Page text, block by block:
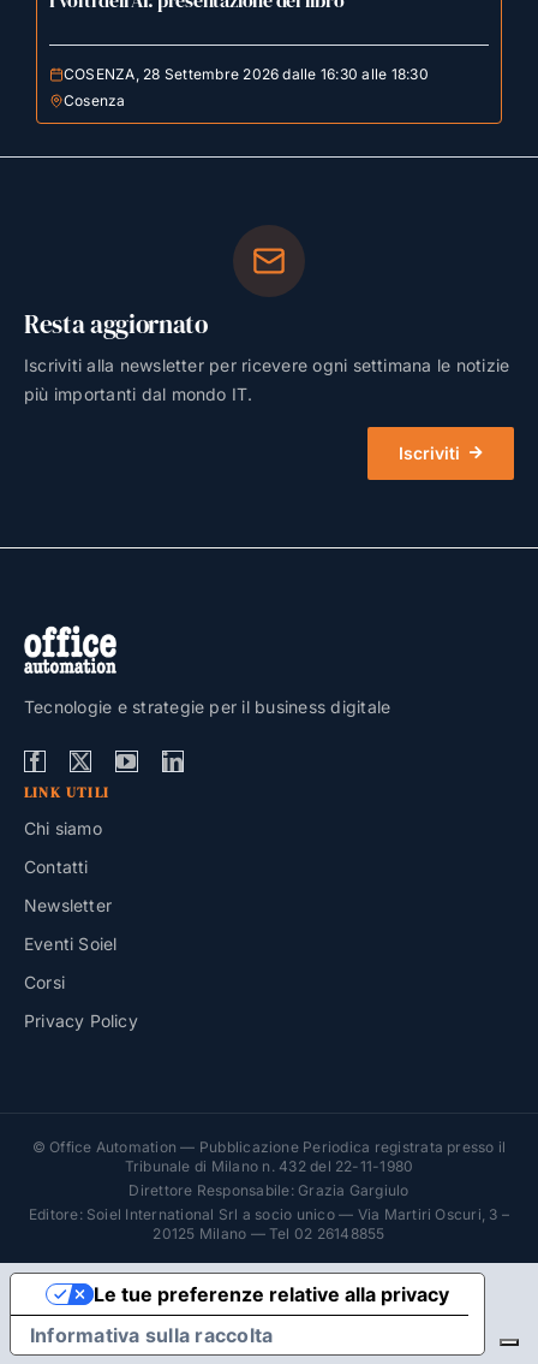
COSENZA, 28 Settembre 2026 dalle 16:30 alle 18:30
Cosenza
Resta aggiornato
Iscriviti alla newsletter per ricevere ogni settimana le notizie
più importanti dal mondo IT.
Iscriviti
Tecnologie e strategie per il business digitale
LINK UTILI
Chi siamo
Contatti
Newsletter
Eventi Soiel
Corsi
Privacy Policy
© Office Automation — Pubblicazione Periodica registrata presso il
Tribunale di Milano n. 432 del 22-11-1980
Direttore Responsabile: Grazia Gargiulo
Editore: Soiel International Srl a socio unico — Via Martiri Oscuri, 3 –
20125 Milano — Tel 02 26148855
Informativa sulla raccolta
Le tue preferenze relative alla privacy